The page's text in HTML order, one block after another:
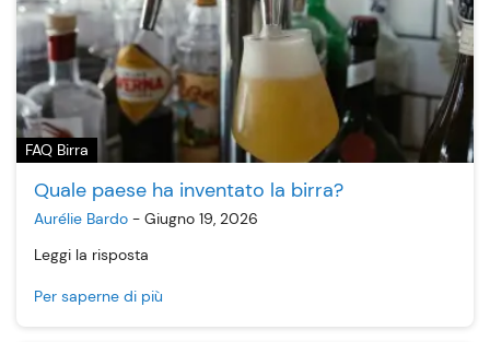
FAQ Birra
Quale paese ha inventato la birra?
Aurélie Bardo - Giugno 19, 2026
Leggi la risposta
Per saperne di più